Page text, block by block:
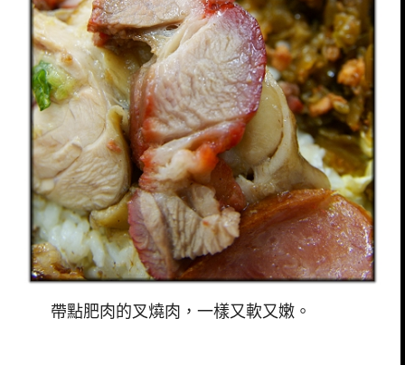
帶點肥肉的叉燒肉，一樣又軟又嫩。